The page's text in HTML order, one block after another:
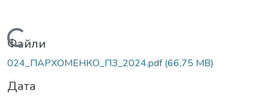
Вантажиться...
Файли
024_ПАРХОМЕНКО_ПЗ_2024.pdf(66,75 MB)
Дата